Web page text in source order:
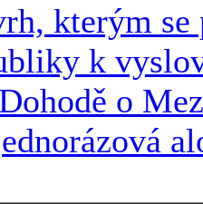
kterým se
k
o